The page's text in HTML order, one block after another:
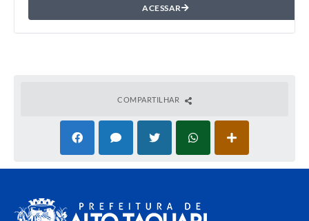
ACESSAR
COMPARTILHAR